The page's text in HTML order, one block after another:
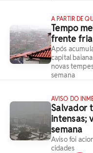
A PARTIR DE
Tempo
frente
Após
capital
novas
semana
AVISO DO
Salvador
intensas;
semana
Aviso foi
cidades